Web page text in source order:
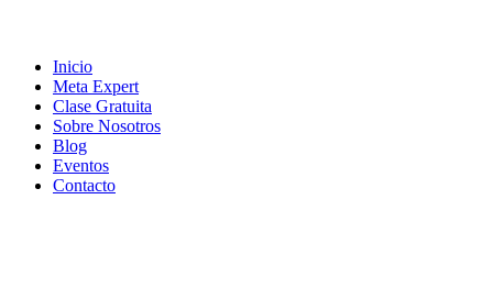
Inicio
Meta Expert
Clase Gratuita
Sobre Nosotros
Blog
Eventos
Contacto